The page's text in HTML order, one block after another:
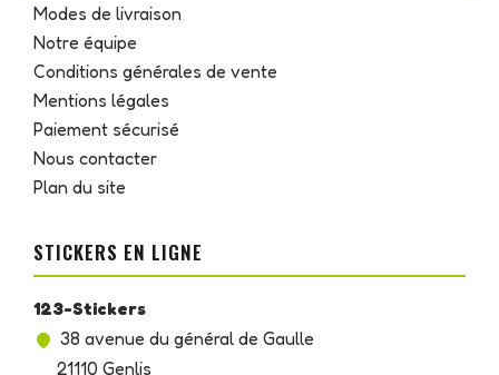
Modes de livraison
Notre équipe
Conditions générales de vente
Mentions légales
Paiement sécurisé
Nous contacter
Plan du site
STICKERS EN LIGNE
123-Stickers
38 avenue du général de Gaulle
21110 Genlis